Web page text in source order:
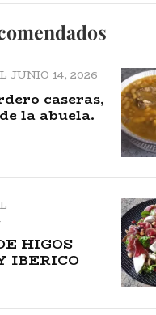
JUNIO 14, 2026
caseras,
la abuela.
HIGOS
IBERICO